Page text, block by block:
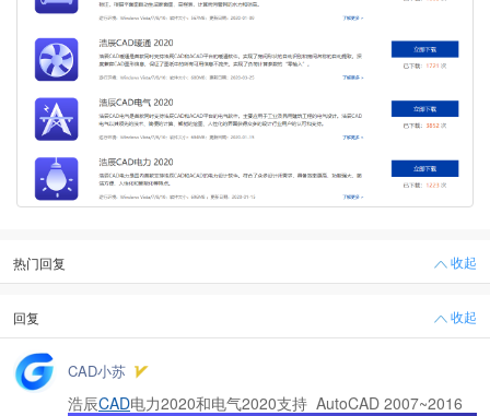
热门回复 收起
回复 收起
CAD小苏
浩辰CAD电力2020和电气2020支持 AutoCAD 2007~2016